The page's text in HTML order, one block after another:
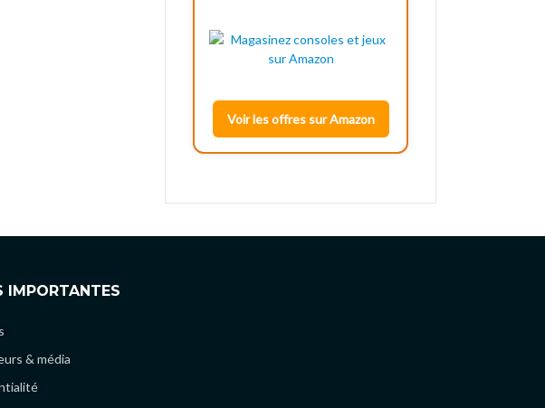
Voir les offres sur Amazon
IMPORTANTES
& média